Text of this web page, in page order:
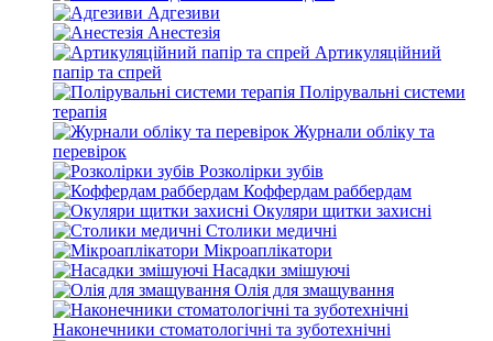
Адгезиви
Анестезія
Артикуляційний
папір та спрей
Полірувальні системи
терапія
Журнали обліку та
перевірок
Розколірки зубів
Коффердам раббердам
Окуляри щитки захисні
Столики медичні
Мікроаплікатори
Насадки змішуючі
Олія для змащування
Наконечники стоматологічні та зуботехнічні